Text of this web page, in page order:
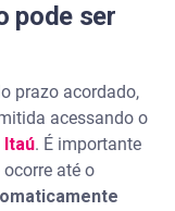
pode ser
prazo acordado,
acessando o
. É importante
até o